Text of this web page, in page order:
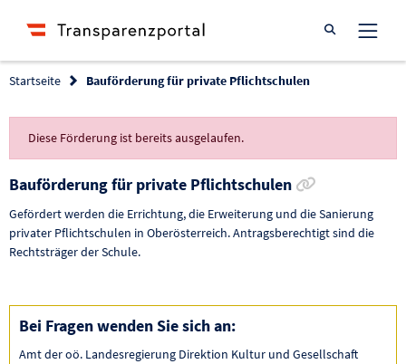
Suche öffnen
Startseite Bauförderung für private Pflichtschulen
Diese Förderung ist bereits ausgelaufen.
Bauförderung für private Pflichtschulen
Gefördert werden die Errichtung, die Erweiterung und die Sanierung
privater Pflichtschulen in Oberösterreich. Antragsberechtigt sind die
Rechtsträger der Schule.
Bei Fragen wenden Sie sich an:
Amt der oö. Landesregierung Direktion Kultur und Gesellschaft